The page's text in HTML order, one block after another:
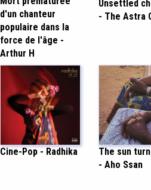
d'un chanteur
populaire dans la
force de l'âge -
Arthur H
Unsettled
- The Astra
Cine-Pop - Radhika
The sun
- Aho Ssan